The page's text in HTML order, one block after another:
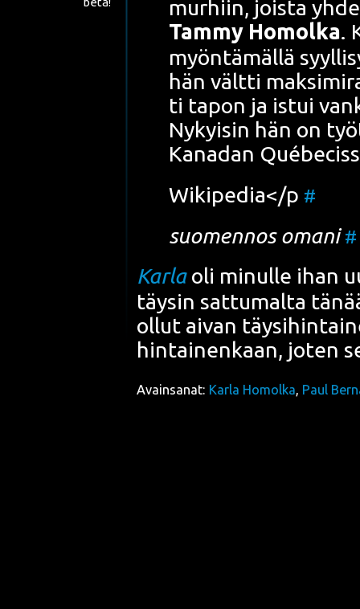
mur­hiin, jois­ta
Tam­my Homol­ka.
myön­tä­mäl­lä
hän vält­ti
ti tapon ja istui
Nykyi­sin hän on
Kana­dan Qué­bec
Wiki­pe­dia</p #
suo­men­nos oma­ni #
Kar­laoli minul­le ihan
täy­sin sat­tu­mal­ta
ollut aivan
hin­tai­nen­kaan, joten
Avainsanat: Karla Homolka, Paul